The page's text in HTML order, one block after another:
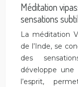
Méditation
sensations
La méditation
de l’Inde, se
des
développe
l’esprit,